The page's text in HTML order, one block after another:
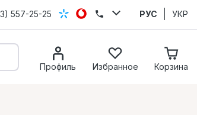
557-25-25 РУС УКР
Профиль Избранное Корзина